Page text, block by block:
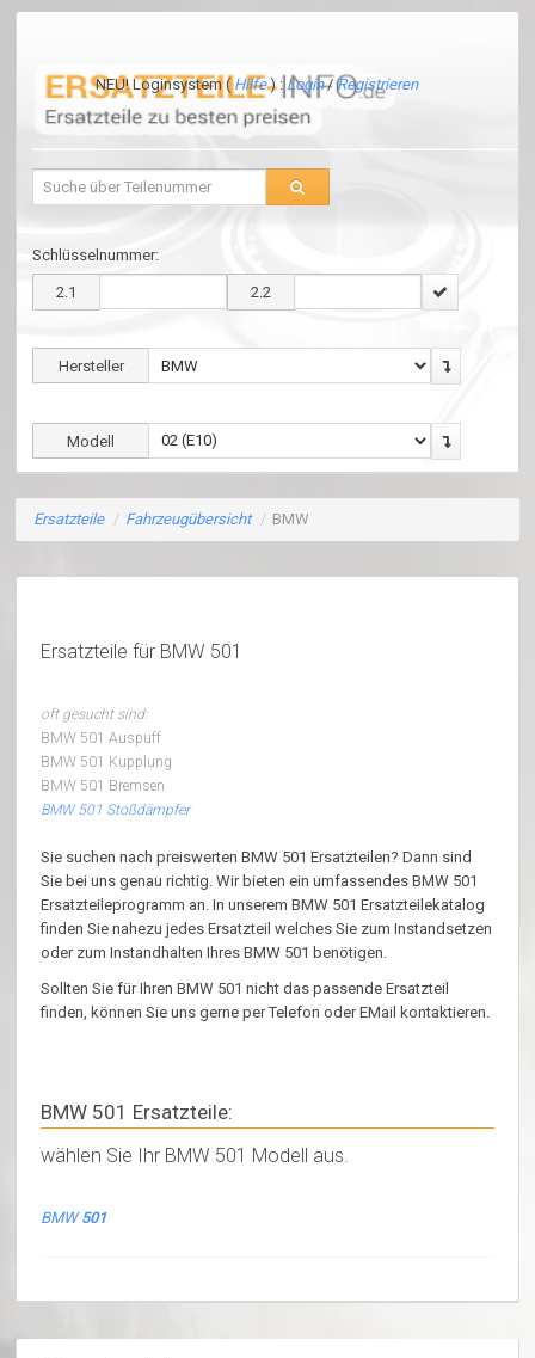
NEU! Loginsystem ( Hilfe) : Login/Registrieren
Schlüsselnummer:
2.1 2.2
Hersteller
Modell
Ersatzteile / Fahrzeugübersicht / BMW
Ersatzteile für BMW 501
oft gesucht sind:
BMW 501 Auspuff
BMW 501 Kupplung
BMW 501 Bremsen
BMW 501 Stoßdämpfer
Sie suchen nach preiswerten BMW 501 Ersatzteilen? Dann sind
Sie bei uns genau richtig. Wir bieten ein umfassendes BMW 501
Ersatzteileprogramm an. In unserem BMW 501 Ersatzteilekatalog
finden Sie nahezu jedes Ersatzteil welches Sie zum Instandsetzen
oder zum Instandhalten Ihres BMW 501 benötigen.
Sollten Sie für Ihren BMW 501 nicht das passende Ersatzteil
finden, können Sie uns gerne per Telefon oder EMail kontaktieren.
BMW 501 Ersatzteile:
wählen Sie Ihr BMW 501 Modell aus.
BMW501